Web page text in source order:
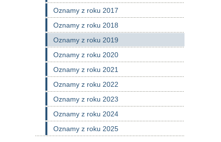
Oznamy z roku 2017
Oznamy z roku 2018
Oznamy z roku 2019
Oznamy z roku 2020
Oznamy z roku 2021
Oznamy z roku 2022
Oznamy z roku 2023
Oznamy z roku 2024
Oznamy z roku 2025